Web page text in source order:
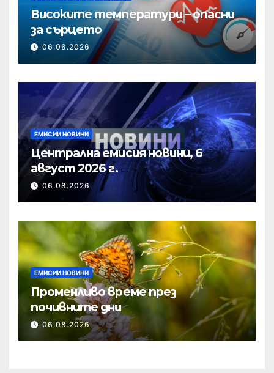
Високите температури – опасни
за сърцето
06.08.2026
ЕМИСИИ НОВИНИ
Централна емисия новини, 6
август 2026 г.
06.08.2026
ЕМИСИИ НОВИНИ
Променливо време през
почивните дни
06.08.2026